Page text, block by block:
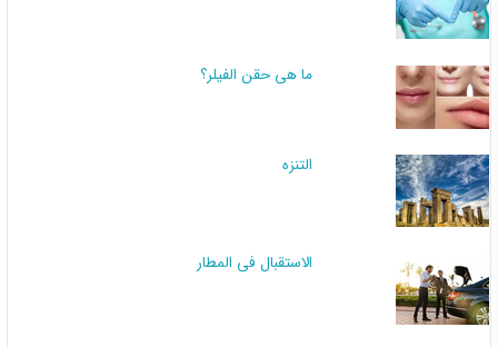
ما هي حقن الفيلر؟
التنزه
الاستقبال في المطار